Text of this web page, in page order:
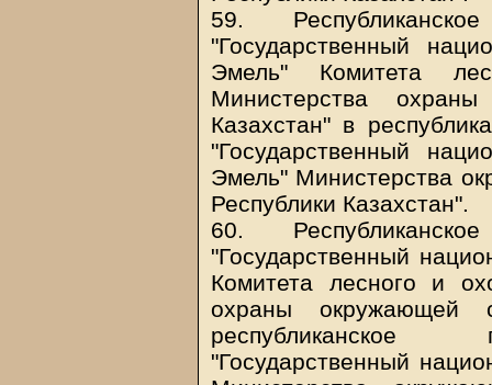
59.
"Государственный
Эмель" Комитета
Министерства
Казахстан" в
"Государственный
Эмель" Министерства
Республики Казахстан".
60.
"Государственный
Комитета лесного и
охраны окружающей
республиканское
"Государственный